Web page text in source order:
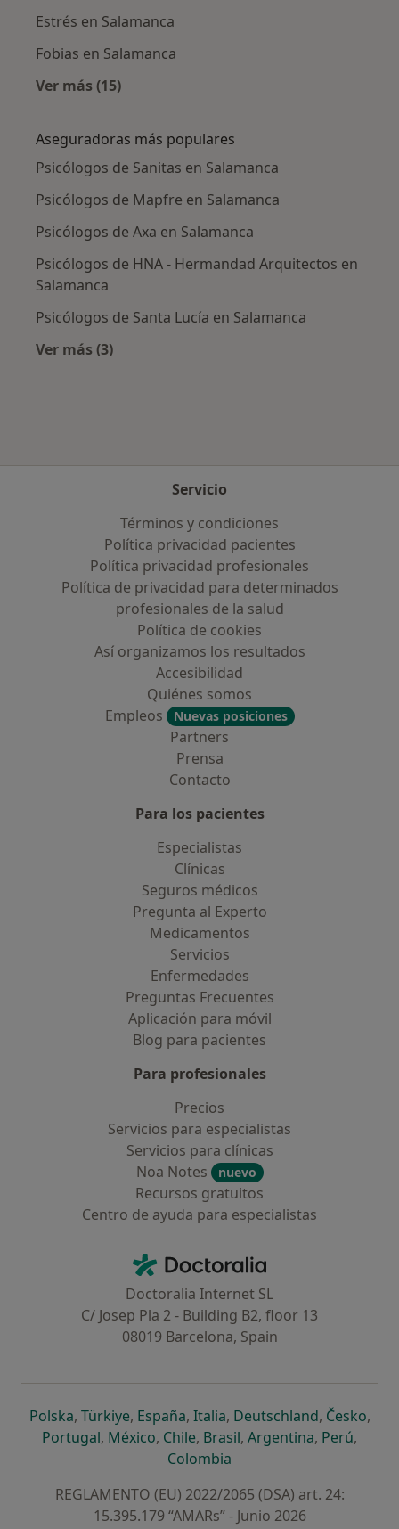
Estrés en Salamanca
Fobias en Salamanca
Ver más (15)
Aseguradoras más populares
Psicólogos de Sanitas en Salamanca
Psicólogos de Mapfre en Salamanca
Psicólogos de Axa en Salamanca
Psicólogos de HNA - Hermandad Arquitectos en
Salamanca
Psicólogos de Santa Lucía en Salamanca
Ver más (3)
Servicio
Términos y condiciones
Política privacidad pacientes
Política privacidad profesionales
Política de privacidad para determinados
profesionales de la salud
Política de cookies
Así organizamos los resultados
Accesibilidad
Quiénes somos
Empleos
Nuevas posiciones
Partners
Prensa
Contacto
Para los pacientes
Especialistas
Clínicas
Seguros médicos
Pregunta al Experto
Medicamentos
Servicios
Enfermedades
Preguntas Frecuentes
Aplicación para móvil
Blog para pacientes
Para profesionales
Precios
Servicios para especialistas
Servicios para clínicas
Noa Notes
nuevo
Recursos gratuitos
Centro de ayuda para especialistas
Doctoralia - Página de inicio
Doctoralia Internet SL
C/ Josep Pla 2 - Building B2, floor 13
08019 Barcelona, Spain
Polskase abre en una nueva pestaña
, Türkiyese abre en una nueva pestaña
, Españase abre en una nueva pestaña
, Italiase abre en una nueva
, Deutschlandse abre en
, Českose
,
Portugalse abre en una nueva pestaña
, Méxicose abre en una nueva pestaña
, Chilese abre en una nueva pestaña
, Brasilse abre en una nueva
, Argentinase abre en
, Perúse
,
Colombia
REGLAMENTO (EU) 2022/2065 (DSA) art. 24:
15.395.179 “AMARs” - Junio 2026